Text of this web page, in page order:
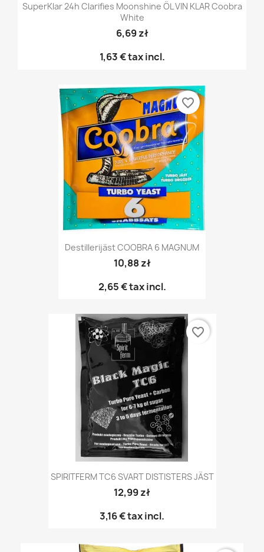
SuperKlar 24h Clarifies Moonshine ÖL VIN KLAR Coobra
White
6,69 zł
1,63 €tax incl.
Destillerijäst COOBRA 6 MAGNUM
10,88 zł
2,65 €tax incl.
favorite_border
SPIRITFERM TC6 SVART DISTISTERS JÄST
12,99 zł
3,16 €tax incl.
favorite_border